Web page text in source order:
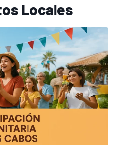
Locales